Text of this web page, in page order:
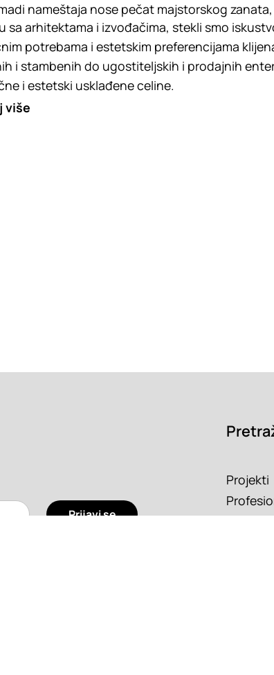
nameštaja nose pečat majstorskog
sa arhitektama i izvođačima, stekli smo
potrebama i estetskim preferencijama
i stambenih do ugostiteljskih i prodajnih
i estetski usklađene celine.
više
Prijavi se
Projekti